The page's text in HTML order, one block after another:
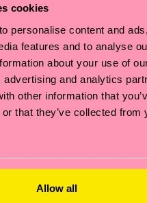
cookies
personalise content and
features and to analyse
about your use of
advertising and analytics
other information that
that they’ve collected from
Allow all
die neuesten
Angebote.
Angeboten, Limited/